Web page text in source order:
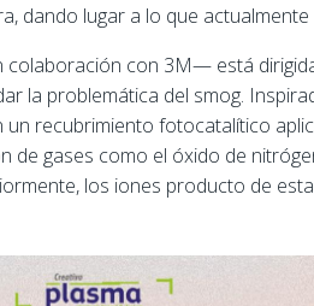
dando lugar a lo que
con 3M— está
la problemática del smog.
recubrimiento fotocatalítico
de gases como el óxido de
los iones producto de